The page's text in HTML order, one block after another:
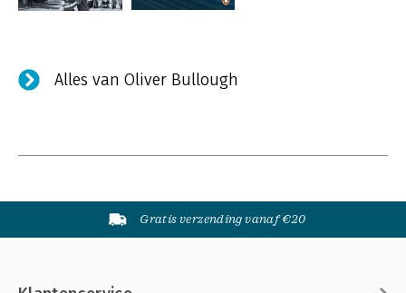
Alles van Oliver Bullough
Gratis verzending vanaf €20